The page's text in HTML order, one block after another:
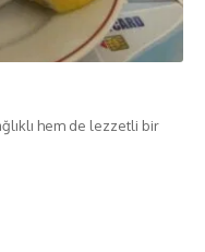
hem de lezzetli bir